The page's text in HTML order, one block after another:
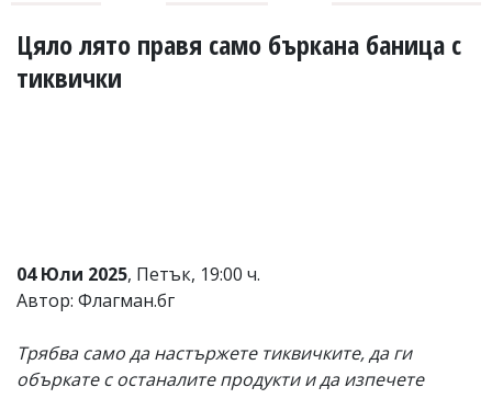
В
УКРАЙНА
Веселин
Василев,
Катя
Касабова,
Цяло лято правя само бъркана баница с
тиквички
04 Юли 2025, Петък, 19:00 ч.
Автор: Флагман.бг
Трябва само да настържете тиквичките, да ги
объркате с останалите продукти и да изпечете